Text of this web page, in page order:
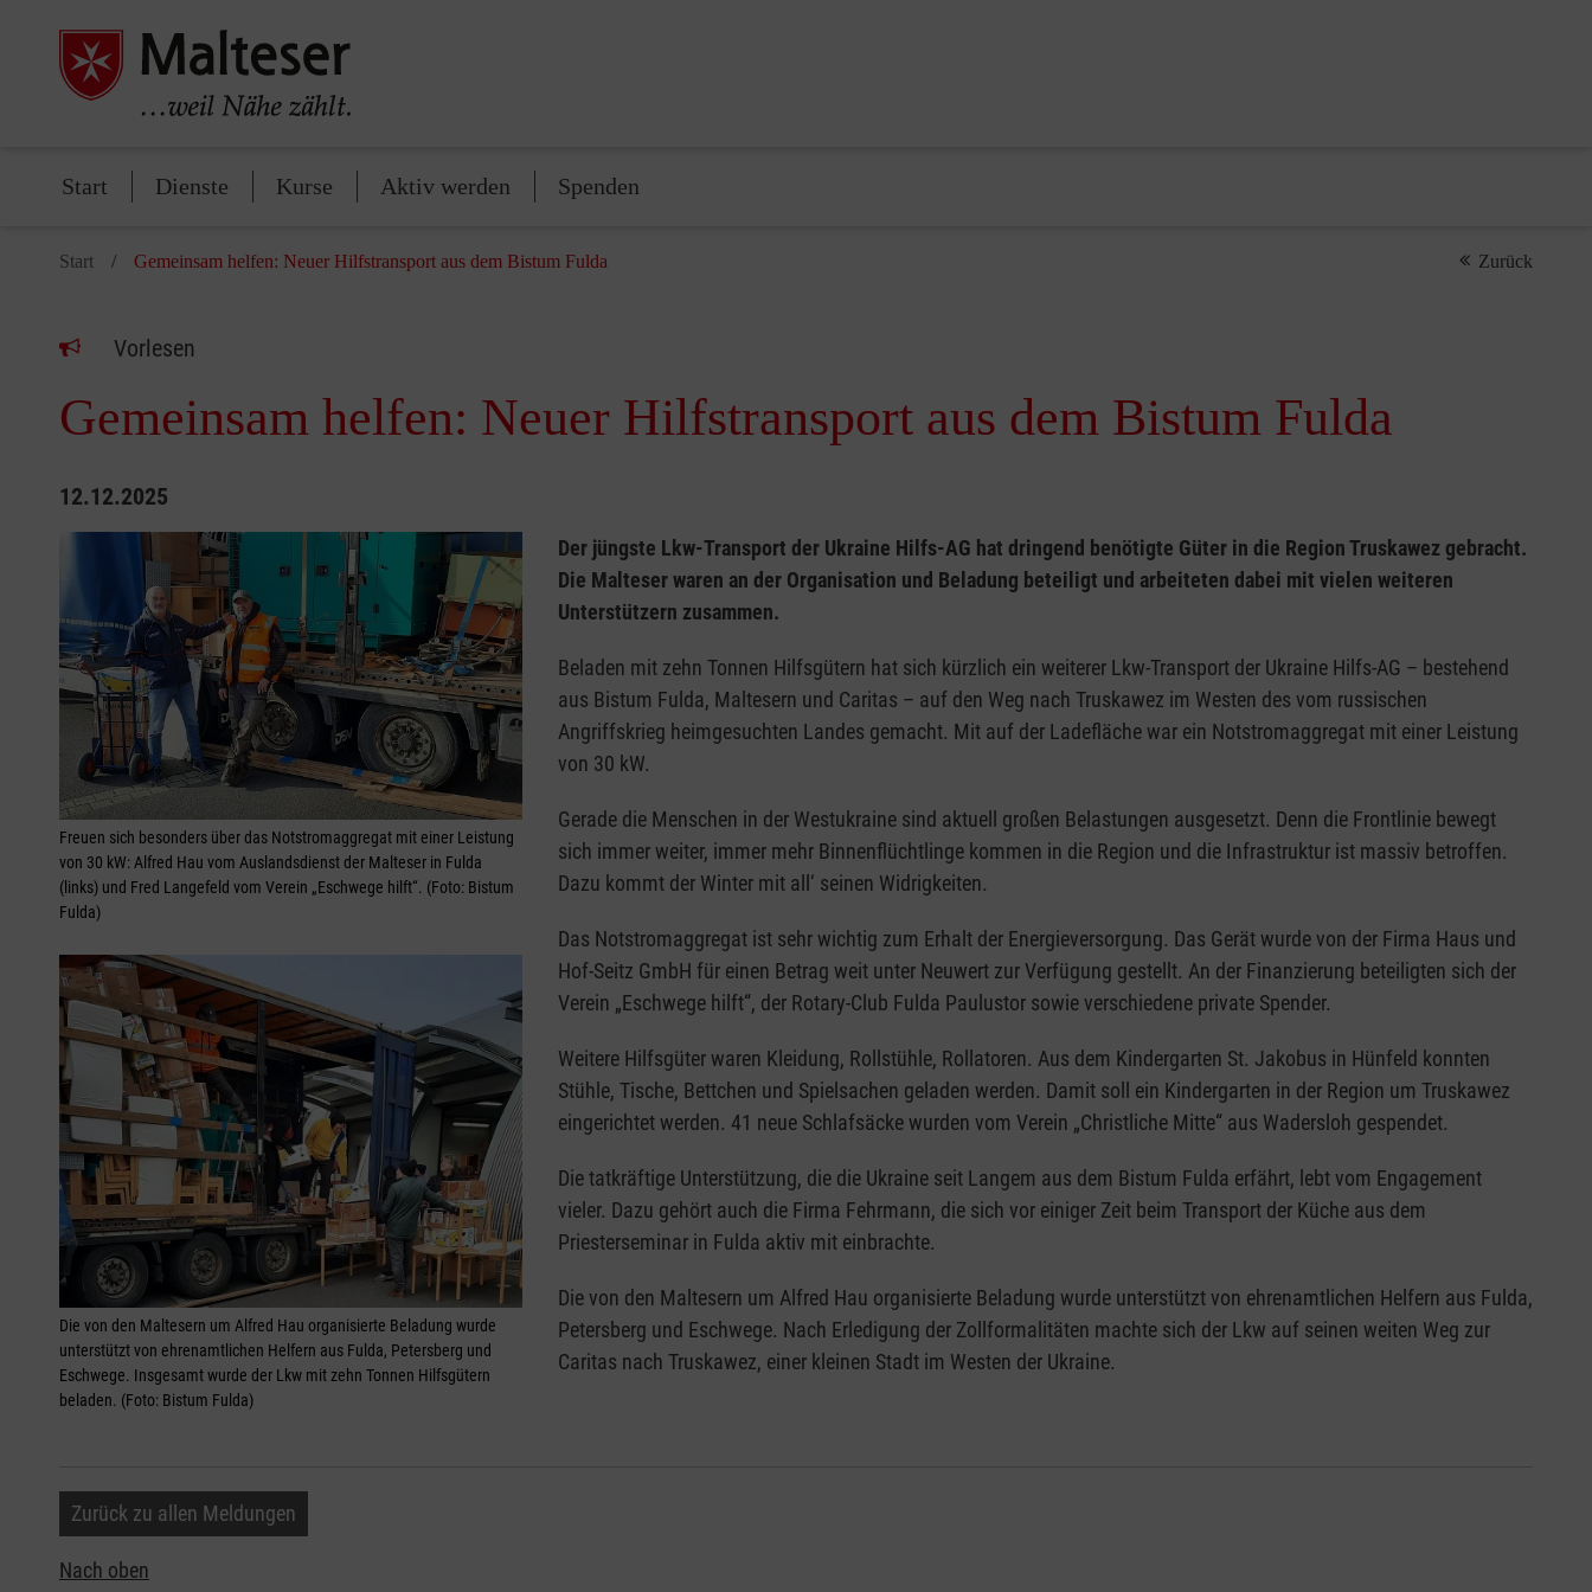
Start Dienste Kurse Aktiv werden Spenden
Start Gemeinsam helfen: Neuer Hilfstransport aus dem Bistum Fulda Zurück
Vorlesen
Gemeinsam helfen: Neuer Hilfstransport aus dem Bistum Fulda
12.12.2025
Freuen sich besonders über das Notstromaggregat mit einer Leistung
von 30 kW: Alfred Hau vom Auslandsdienst der Malteser in Fulda
(links) und Fred Langefeld vom Verein „Eschwege hilft“. (Foto: Bistum
Fulda)
Die von den Maltesern um Alfred Hau organisierte Beladung wurde
unterstützt von ehrenamtlichen Helfern aus Fulda, Petersberg und
Eschwege. Insgesamt wurde der Lkw mit zehn Tonnen Hilfsgütern
beladen. (Foto: Bistum Fulda)
Der jüngste Lkw-Transport der Ukraine Hilfs-AG hat dringend benötigte Güter in die Region Truskawez gebracht.
Die Malteser waren an der Organisation und Beladung beteiligt und arbeiteten dabei mit vielen weiteren
Unterstützern zusammen.
Beladen mit zehn Tonnen Hilfsgütern hat sich kürzlich ein weiterer Lkw-Transport der Ukraine Hilfs-AG – bestehend
aus Bistum Fulda, Maltesern und Caritas – auf den Weg nach Truskawez im Westen des vom russischen
Angriffskrieg heimgesuchten Landes gemacht. Mit auf der Ladefläche war ein Notstromaggregat mit einer Leistung
von 30 kW.
Gerade die Menschen in der Westukraine sind aktuell großen Belastungen ausgesetzt. Denn die Frontlinie bewegt
sich immer weiter, immer mehr Binnenflüchtlinge kommen in die Region und die Infrastruktur ist massiv betroffen.
Dazu kommt der Winter mit all‘ seinen Widrigkeiten.
Das Notstromaggregat ist sehr wichtig zum Erhalt der Energieversorgung. Das Gerät wurde von der Firma Haus und
Hof-Seitz GmbH für einen Betrag weit unter Neuwert zur Verfügung gestellt. An der Finanzierung beteiligten sich der
Verein „Eschwege hilft“, der Rotary-Club Fulda Paulustor sowie verschiedene private Spender.
Weitere Hilfsgüter waren Kleidung, Rollstühle, Rollatoren. Aus dem Kindergarten St. Jakobus in Hünfeld konnten
Stühle, Tische, Bettchen und Spielsachen geladen werden. Damit soll ein Kindergarten in der Region um Truskawez
eingerichtet werden. 41 neue Schlafsäcke wurden vom Verein „Christliche Mitte“ aus Wadersloh gespendet.
Die tatkräftige Unterstützung, die die Ukraine seit Langem aus dem Bistum Fulda erfährt, lebt vom Engagement
vieler. Dazu gehört auch die Firma Fehrmann, die sich vor einiger Zeit beim Transport der Küche aus dem
Priesterseminar in Fulda aktiv mit einbrachte.
Die von den Maltesern um Alfred Hau organisierte Beladung wurde unterstützt von ehrenamtlichen Helfern aus Fulda,
Petersberg und Eschwege. Nach Erledigung der Zollformalitäten machte sich der Lkw auf seinen weiten Weg zur
Caritas nach Truskawez, einer kleinen Stadt im Westen der Ukraine.
Zurück zu allen Meldungen
Nach oben